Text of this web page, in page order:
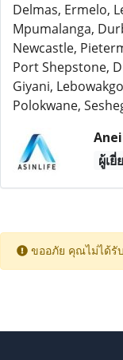
Delmas, Ermelo,
Mpumalanga,
Newcastle,
Port Shepstone,
Giyani,
Polokwane,
ผู้เ
ขออภัย คุณไม่ได้รั